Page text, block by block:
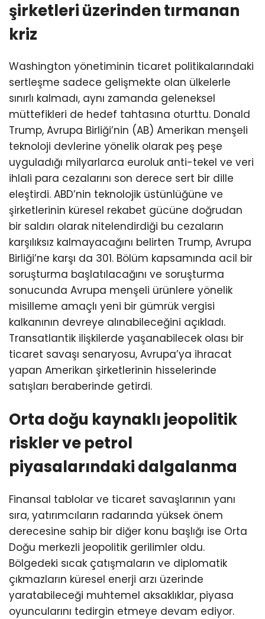
şirketleri üzerinden tırmanan
kriz
Washington yönetiminin ticaret politikalarındaki
sertleşme sadece gelişmekte olan ülkelerle
sınırlı kalmadı, aynı zamanda geleneksel
müttefikleri de hedef tahtasına oturttu. Donald
Trump, Avrupa Birliği’nin (AB) Amerikan menşeli
teknoloji devlerine yönelik olarak peş peşe
uyguladığı milyarlarca euroluk anti-tekel ve veri
ihlali para cezalarını son derece sert bir dille
eleştirdi. ABD’nin teknolojik üstünlüğüne ve
şirketlerinin küresel rekabet gücüne doğrudan
bir saldırı olarak nitelendirdiği bu cezaların
karşılıksız kalmayacağını belirten Trump, Avrupa
Birliği’ne karşı da 301. Bölüm kapsamında acil bir
soruşturma başlatılacağını ve soruşturma
sonucunda Avrupa menşeli ürünlere yönelik
misilleme amaçlı yeni bir gümrük vergisi
kalkanının devreye alınabileceğini açıkladı.
Transatlantik ilişkilerde yaşanabilecek olası bir
ticaret savaşı senaryosu, Avrupa’ya ihracat
yapan Amerikan şirketlerinin hisselerinde
satışları beraberinde getirdi.
Orta doğu kaynaklı jeopolitik
riskler ve petrol
piyasalarındaki dalgalanma
Finansal tablolar ve ticaret savaşlarının yanı
sıra, yatırımcıların radarında yüksek önem
derecesine sahip bir diğer konu başlığı ise Orta
Doğu merkezli jeopolitik gerilimler oldu.
Bölgedeki sıcak çatışmaların ve diplomatik
çıkmazların küresel enerji arzı üzerinde
yaratabileceği muhtemel aksaklıklar, piyasa
oyuncularını tedirgin etmeye devam ediyor.